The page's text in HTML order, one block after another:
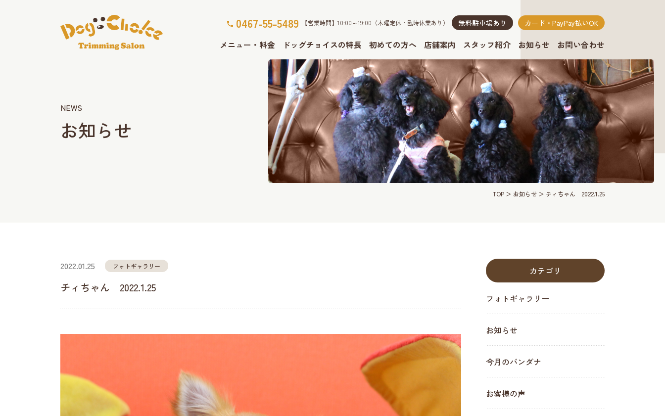
0467-55-5489 【営業時間】10:00～19:00（木曜定休・臨時休業あり） 無料駐車場あり カード・PayPay払いOK
メニュー・料金 ドッグチョイスの特長 初めての方へ 店舗案内 スタッフ紹介 お知らせ お問い合わせ
TOP お知らせ チィちゃん 2022.1.25
NEWS
お知らせ
2022.01.25 フォトギャラリー
チィちゃん 2022.1.25
カテゴリ
フォトギャラリー
お知らせ
今月のバンダナ
お客様の声